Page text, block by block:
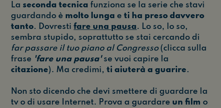
Laseconda tecnica funziona se la serie che stavi
guardando è molto lunga eti ha preso davvero
tanto. Dovrestifare una pausa. Lo so, lo so,
sembra stupido, soprattutto se stai cercando di
far passare il tuo piano al Congresso(clicca sulla
frase 'fare una pausa' se vuoi capire la
citazione). Ma credimi,ti aiuterà a guarire.
Non sto dicendo che devi smettere di guardare la
tv o di usare Internet. Prova a guardare un film o